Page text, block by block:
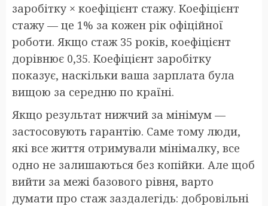
заробітку × коефіцієнт стажу. Коефіцієнт
стажу — це 1% за кожен рік офіційної
роботи. Якщо стаж 35 років, коефіцієнт
дорівнює 0,35. Коефіцієнт заробітку
показує, наскільки ваша зарплата була
вищою за середню по країні.
Якщо результат нижчий за мінімум —
застосовують гарантію. Саме тому люди,
які все життя отримували мінімалку, все
одно не залишаються без копійки. Але щоб
вийти за межі базового рівня, варто
думати про стаж заздалегідь: добровільні